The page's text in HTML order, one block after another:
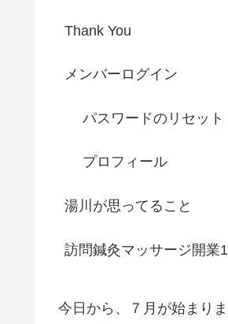
Thank You
メンバーログイン
パスワードのリセット
プロフィール
湯川が思ってること
訪問鍼灸マッサージ開業
今日から、７月が始まりま